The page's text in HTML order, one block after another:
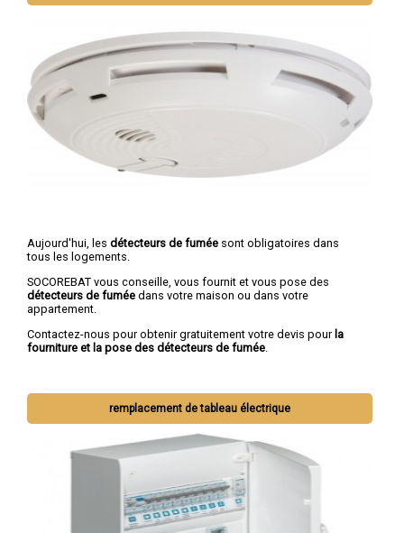
Aujourd'hui, les détecteurs de fumée sont obligatoires dans
tous les logements.
SOCOREBAT vous conseille, vous fournit et vous pose des
détecteurs de fumée dans votre maison ou dans votre
appartement.
Contactez-nous pour obtenir gratuitement votre devis pour la
fourniture et la pose des détecteurs de fumée
remplacement de tableau électrique